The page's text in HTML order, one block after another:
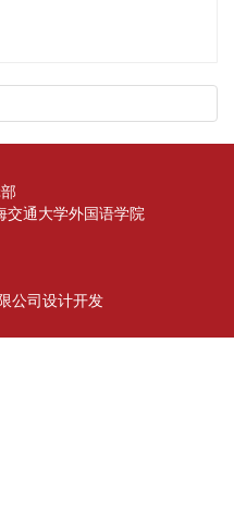
交通大学外国语学院
公司设计开发